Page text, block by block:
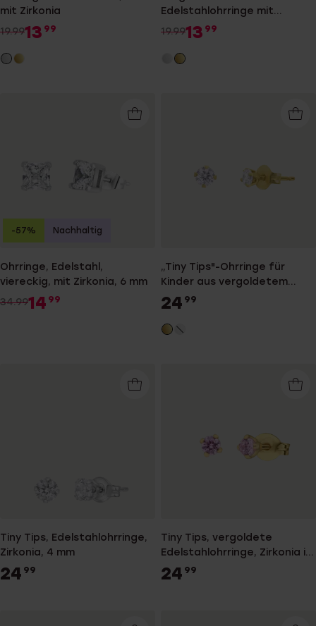
mit Zirkonia
19.9913 99
Edelstahlohrringe mit
Zirkonia
19.9913 99
Ohrringe, Edelstahl,
viereckig, mit Zirkonia, 6 mm
34.9914 99
-57% Nachhaltig
„Tiny Tips"-Ohrringe für
Kinder aus vergoldetem
Edelstahl, Zirkonia, 3 mm
24 99
Tiny Tips, Edelstahlohrringe,
Zirkonia, 4 mm
24 99
Tiny Tips, vergoldete
Edelstahlohrringe, Zirkonia in
Hellrosa
24 99